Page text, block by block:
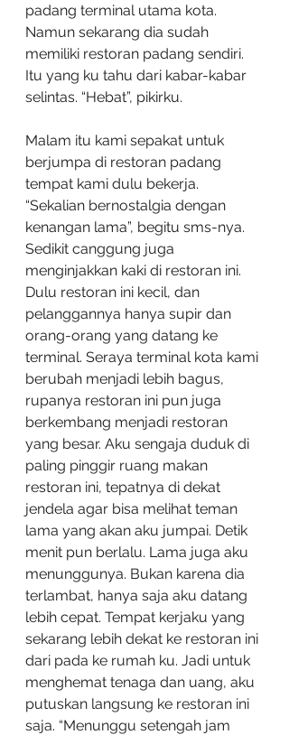
padang terminal utama kota.
Namun sekarang dia sudah
memiliki restoran padang sendiri.
Itu yang ku tahu dari kabar-kabar
selintas. “Hebat”, pikirku.
Malam itu kami sepakat untuk
berjumpa di restoran padang
tempat kami dulu bekerja.
“Sekalian bernostalgia dengan
kenangan lama”, begitu sms-nya.
Sedikit canggung juga
menginjakkan kaki di restoran ini.
Dulu restoran ini kecil, dan
pelanggannya hanya supir dan
orang-orang yang datang ke
terminal. Seraya terminal kota kami
berubah menjadi lebih bagus,
rupanya restoran ini pun juga
berkembang menjadi restoran
yang besar. Aku sengaja duduk di
paling pinggir ruang makan
restoran ini, tepatnya di dekat
jendela agar bisa melihat teman
lama yang akan aku jumpai. Detik
menit pun berlalu. Lama juga aku
menunggunya. Bukan karena dia
terlambat, hanya saja aku datang
lebih cepat. Tempat kerjaku yang
sekarang lebih dekat ke restoran ini
dari pada ke rumah ku. Jadi untuk
menghemat tenaga dan uang, aku
putuskan langsung ke restoran ini
saja. “Menunggu setengah jam